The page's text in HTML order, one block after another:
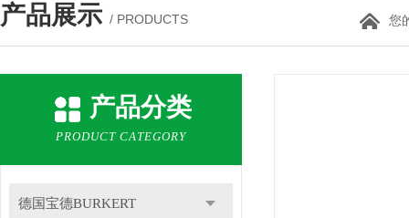
产品展示 / PRODUCTS 您
产品分类
PRODUCT CATEGORY
德国宝德BURKERT